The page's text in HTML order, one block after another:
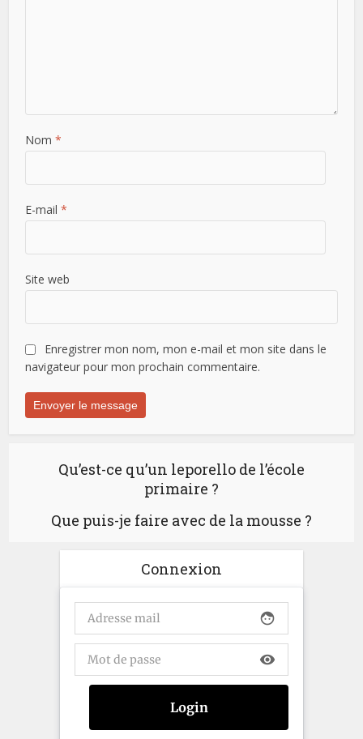
Nom*
E-mail*
Site web
Enregistrer mon nom, mon e-mail et mon site dans le
navigateur pour mon prochain commentaire.
Qu’est-ce qu’un leporello de l’école
primaire ?
Que puis-je faire avec de la mousse ?
Connexion
face
visibility